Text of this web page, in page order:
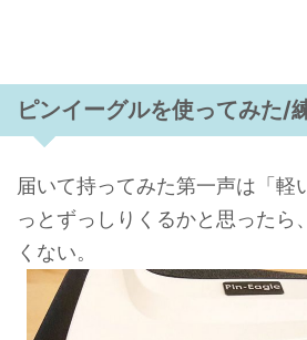
ピンイーグルを使ってみた/
届いて持ってみた第一声は「
っとずっしりくるかと思ったら
くない。